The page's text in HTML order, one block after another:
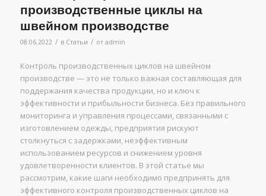
производственные циклы на
швейном производстве
08.06.2022 / в Статьи / от admin
Контроль производственных циклов на швейном
производстве — это не только важная составляющая для
поддержания качества продукции, но и ключ к
эффективности и прибыльности бизнеса. Без правильного
мониторинга и управления процессами, связанными с
изготовлением одежды, предприятия рискуют
столкнуться с задержками, неэффективным
использованием ресурсов и снижением уровня
удовлетворенности клиентов. В этой статье мы
рассмотрим, какие шаги необходимо предпринять для
эффективного контроля производственных циклов на